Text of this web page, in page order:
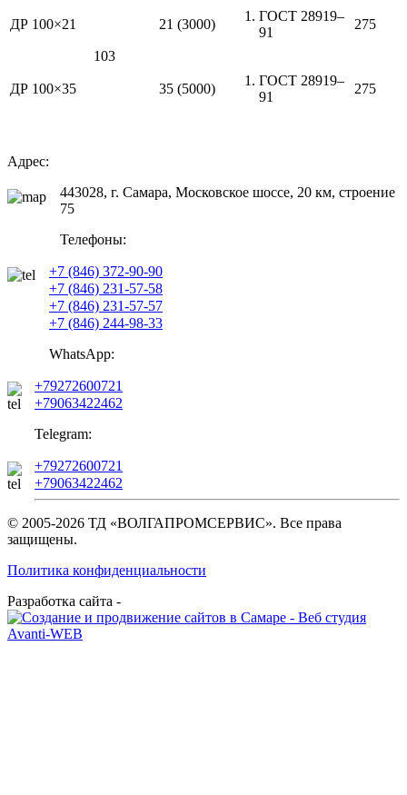
ДР 100×21
103
21 (3000)
ГОСТ 28919–
91
275
ДР 100×35 35 (5000)
ГОСТ 28919–
91
275
Адрес:
443028, г. Самара, Московское шоссе, 20 км, строение
75
Телефоны:
+7 (846) 372-90-90
+7 (846) 231-57-58
+7 (846) 231-57-57
+7 (846) 244-98-33
WhatsApp:
+79272600721
+79063422462
Telegram:
+79272600721
+79063422462
© 2005-2026 ТД «ВОЛГАПРОМСЕРВИС». Все права
защищены.
Политика конфиденциальности
Разработка сайта -